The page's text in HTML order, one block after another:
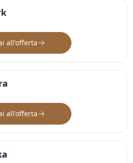
all'offerta
all'offerta